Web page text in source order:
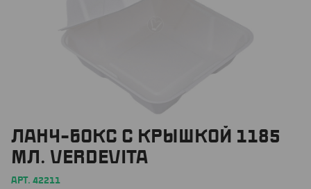
ЛАНЧ-БОКС С КРЫШКОЙ 1185
МЛ. VERDEVITA
АРТ. 42211